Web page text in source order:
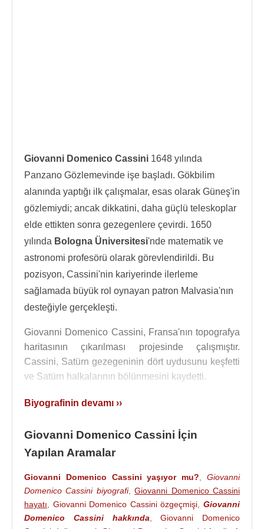
Giovanni Domenico Cassini 1648 yılında
Panzano Gözlemevinde işe başladı. Gökbilim
alanında yaptığı ilk çalışmalar, esas olarak Güneş'in
gözlemiydi; ancak dikkatini, daha güçlü teleskoplar
elde ettikten sonra gezegenlere çevirdi. 1650
yılında Bologna Üniversitesi'nde matematik ve
astronomi profesörü olarak görevlendirildi. Bu
pozisyon, Cassini'nin kariyerinde ilerleme
sağlamada büyük rol oynayan patron Malvasia'nın
desteğiyle gerçekleşti.
Giovanni Domenico Cassini, Fransa'nın topografya
haritasının çıkarılması projesinde çalışmıştır.
Cassini, Satürn gezegeninin dört uydusunu keşfetti
ve Satürn halkalarının bölünmesini kaydetti.
Başlangıçta Dünya'nın güneş sisteminin merkezi
daha sonra
Copernicus veTycho Brahe
tarafından önerilen güneş sistemi modelini kabul
etti. 1659 yılındaTycho Brahe
bir gezegen sistemi modeli sundu. Birkaç yıl sonra,
1661'de Johannes Kepler'in eserlerinden ilham
alarak güneş tutulmalarının ardışık evrelerini
haritalama yöntemi geliştirdi ve San Petronio'daki
Biyografinin devamı ››
Giovanni Domenico Cassini İçin
Yapılan Aramalar
Giovanni Domenico Cassini yaşıyor mu? ,Giovanni
Domenico Cassini biyografi,Giovanni Domenico Cassini
hayatı
Giovanni Domenico Cassini özgeçmişi ,Giovanni
Domenico Cassini hakkında ,Giovanni Domenico